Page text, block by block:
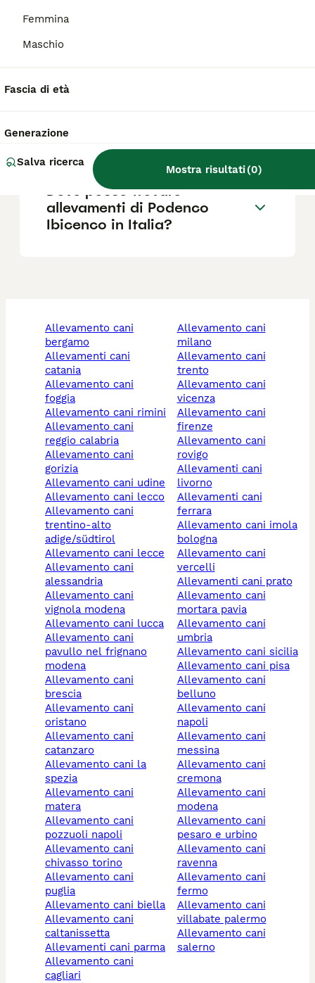
Femmina
Maschio
Fascia di età
Generazione
Salva ricerca
Mostra risultati(0)
Quanto costa un Podenco
Podenco Ibicenco?
Dove posso trovare
allevamenti di Podenco
Ibicenco in Italia?
allevamento cani
bergamo
allevamenti cani
catania
allevamento cani
foggia
allevamento cani rimini
allevamento cani
reggio calabria
allevamento cani
gorizia
allevamento cani udine
allevamento cani lecco
allevamento cani
trentino-alto
adige/südtirol
allevamento cani lecce
allevamento cani
alessandria
allevamento cani
vignola modena
allevamento cani lucca
allevamento cani
pavullo nel frignano
modena
allevamento cani
brescia
allevamento cani
oristano
allevamento cani
catanzaro
allevamento cani la
spezia
allevamento cani
matera
allevamento cani
pozzuoli napoli
allevamento cani
chivasso torino
allevamento cani
puglia
allevamento cani biella
allevamento cani
caltanissetta
allevamenti cani parma
allevamento cani
cagliari
allevamento cani
milano
allevamento cani
trento
allevamento cani
vicenza
allevamento cani
firenze
allevamento cani
rovigo
allevamenti cani
livorno
allevamenti cani
ferrara
allevamento cani imola
bologna
allevamento cani
vercelli
allevamenti cani prato
allevamento cani
mortara pavia
allevamento cani
umbria
allevamento cani sicilia
allevamento cani pisa
allevamento cani
belluno
allevamento cani
napoli
allevamento cani
messina
allevamento cani
cremona
allevamento cani
modena
allevamento cani
pesaro e urbino
allevamento cani
ravenna
allevamento cani
fermo
allevamento cani
villabate palermo
allevamento cani
salerno